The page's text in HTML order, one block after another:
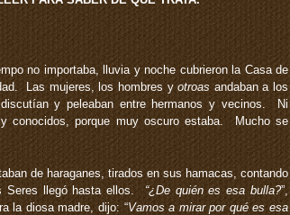
no importaba, lluvia y noche cubrieron la Casa de
Las mujeres, los hombres yotroas andaban a los
y peleaban entre hermanos y vecinos. Ni
conocidos, porque muy oscuro estaba. Mucho se
de haraganes, tirados en sus hamacas, contando
llegó hasta ellos. “¿De quién es esa bulla?”,
la diosa madre, dijo: “Vamos a mirar por qué es esa